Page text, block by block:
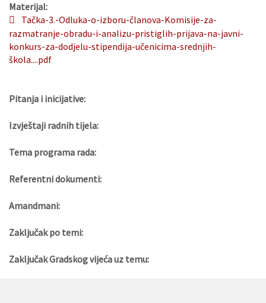
Materijal:
Tačka-3.-Odluka-o-izboru-članova-Komisije-za-
razmatranje-obradu-i-analizu-pristiglih-prijava-na-javni-
konkurs-za-dodjelu-stipendija-učenicima-srednjih-
škola....pdf
Pitanja i inicijative:
Izvještaji radnih tijela:
Tema programa rada:
Referentni dokumenti:
Amandmani:
Zaključak po temi:
Zaključak Gradskog vijeća uz temu: